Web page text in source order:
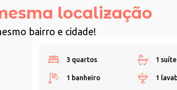
localização
bairro e cidade!
3 quartos 1 suíte
1 banheiro 1